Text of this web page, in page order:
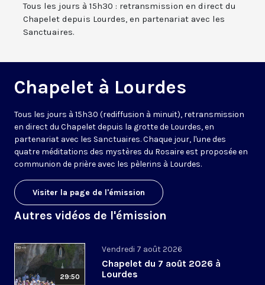
Tous les jours à 15h30 : retransmission en direct du
Chapelet depuis Lourdes, en partenariat avec les
Sanctuaires.
Chapelet à Lourdes
Tous les jours à 15h30 (rediffusion à minuit), retransmission
en direct du Chapelet depuis la grotte de Lourdes, en
partenariat avec les Sanctuaires. Chaque jour, l'une des
quatre méditations des mystères du Rosaire est proposée en
communion de prière avec les pèlerins à Lourdes.
Visiter la page de l'émission
Autres vidéos de l'émission
29:50
Vendredi 7 août 2026
Chapelet du 7 août 2026 à
Lourdes